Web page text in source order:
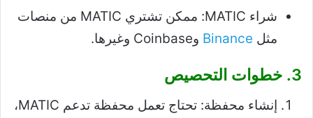
شراء MATIC: ممكن تشتري MATIC من منصات
مثل Binance وCoinbase وغيرها.
3. خطوات التحصيص
إنشاء محفظة: تحتاج تعمل محفظة تدعم MATIC،